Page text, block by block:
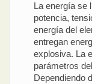
La energía se
potencia,
energía del
entregan
explosiva. La
parámetros
Dependiendo